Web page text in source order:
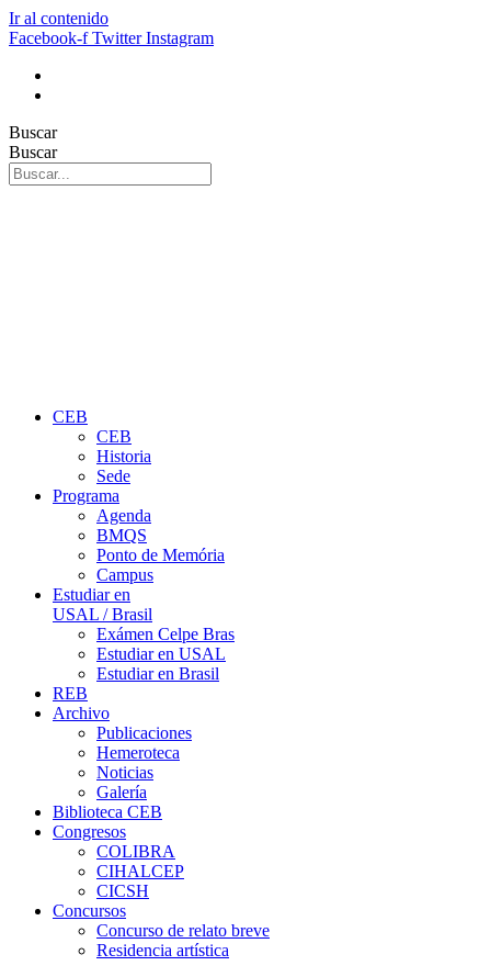
Ir al contenido
Facebook-f Twitter Instagram
Buscar
Buscar
CEB
CEB
Historia
Sede
Programa
Agenda
BMQS
Ponto de Memória
Campus
Estudiar en
USAL / Brasil
Exámen Celpe Bras
Estudiar en USAL
Estudiar en Brasil
REB
Archivo
Publicaciones
Hemeroteca
Noticias
Galería
Biblioteca CEB
Congresos
COLIBRA
CIHALCEP
CICSH
Concursos
Concurso de relato breve
Residencia artística